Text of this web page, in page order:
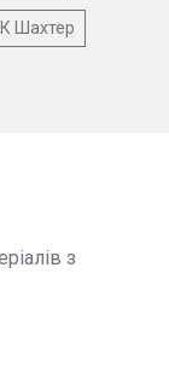
Шахтер
з